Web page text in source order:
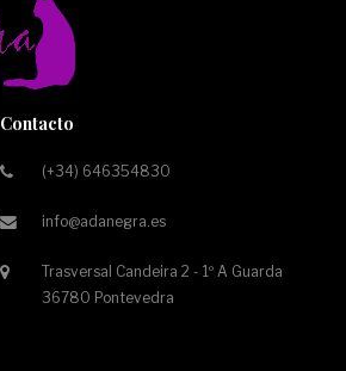
Contacto
(+34) 646354830
info@adanegra.es
Trasversal Candeira 2 - 1º A Guarda
36780 Pontevedra